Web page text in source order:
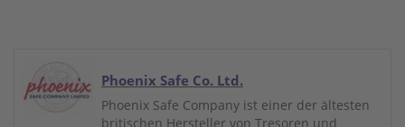
White Paper
Produkte
Phoenix Safe Co. Ltd.
Phoenix Safe Company ist einer der ältesten
britischen Hersteller von Tresoren und